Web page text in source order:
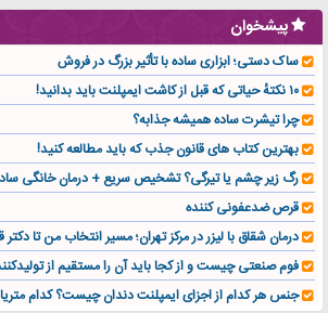
پیشخوان
ساک دستی؛ ابزاری ساده با تأثیر بزرگ در فروش
۱۰ نکتهٔ حیاتی که قبل از کاشت ایمپلنت باید بدانید!
چرا تیشرت ساده همیشه جذابه؟
بهترین کتاب های قانون جذب که باید مطالعه کنید!
رگ زیر چشم یا تیرگی؟ تشخیص سریع + درمان خانگی
قرص ضدعفونی کننده
درمان شقاق با لیزر در مرکز تهران؛ مسیر انتخاب من تا
فوم صنعتی چیست و از کجا باید آن را مستقیم از
جنس هر کدام از اجزای ایمپلنت دندان چیست؟ کدام